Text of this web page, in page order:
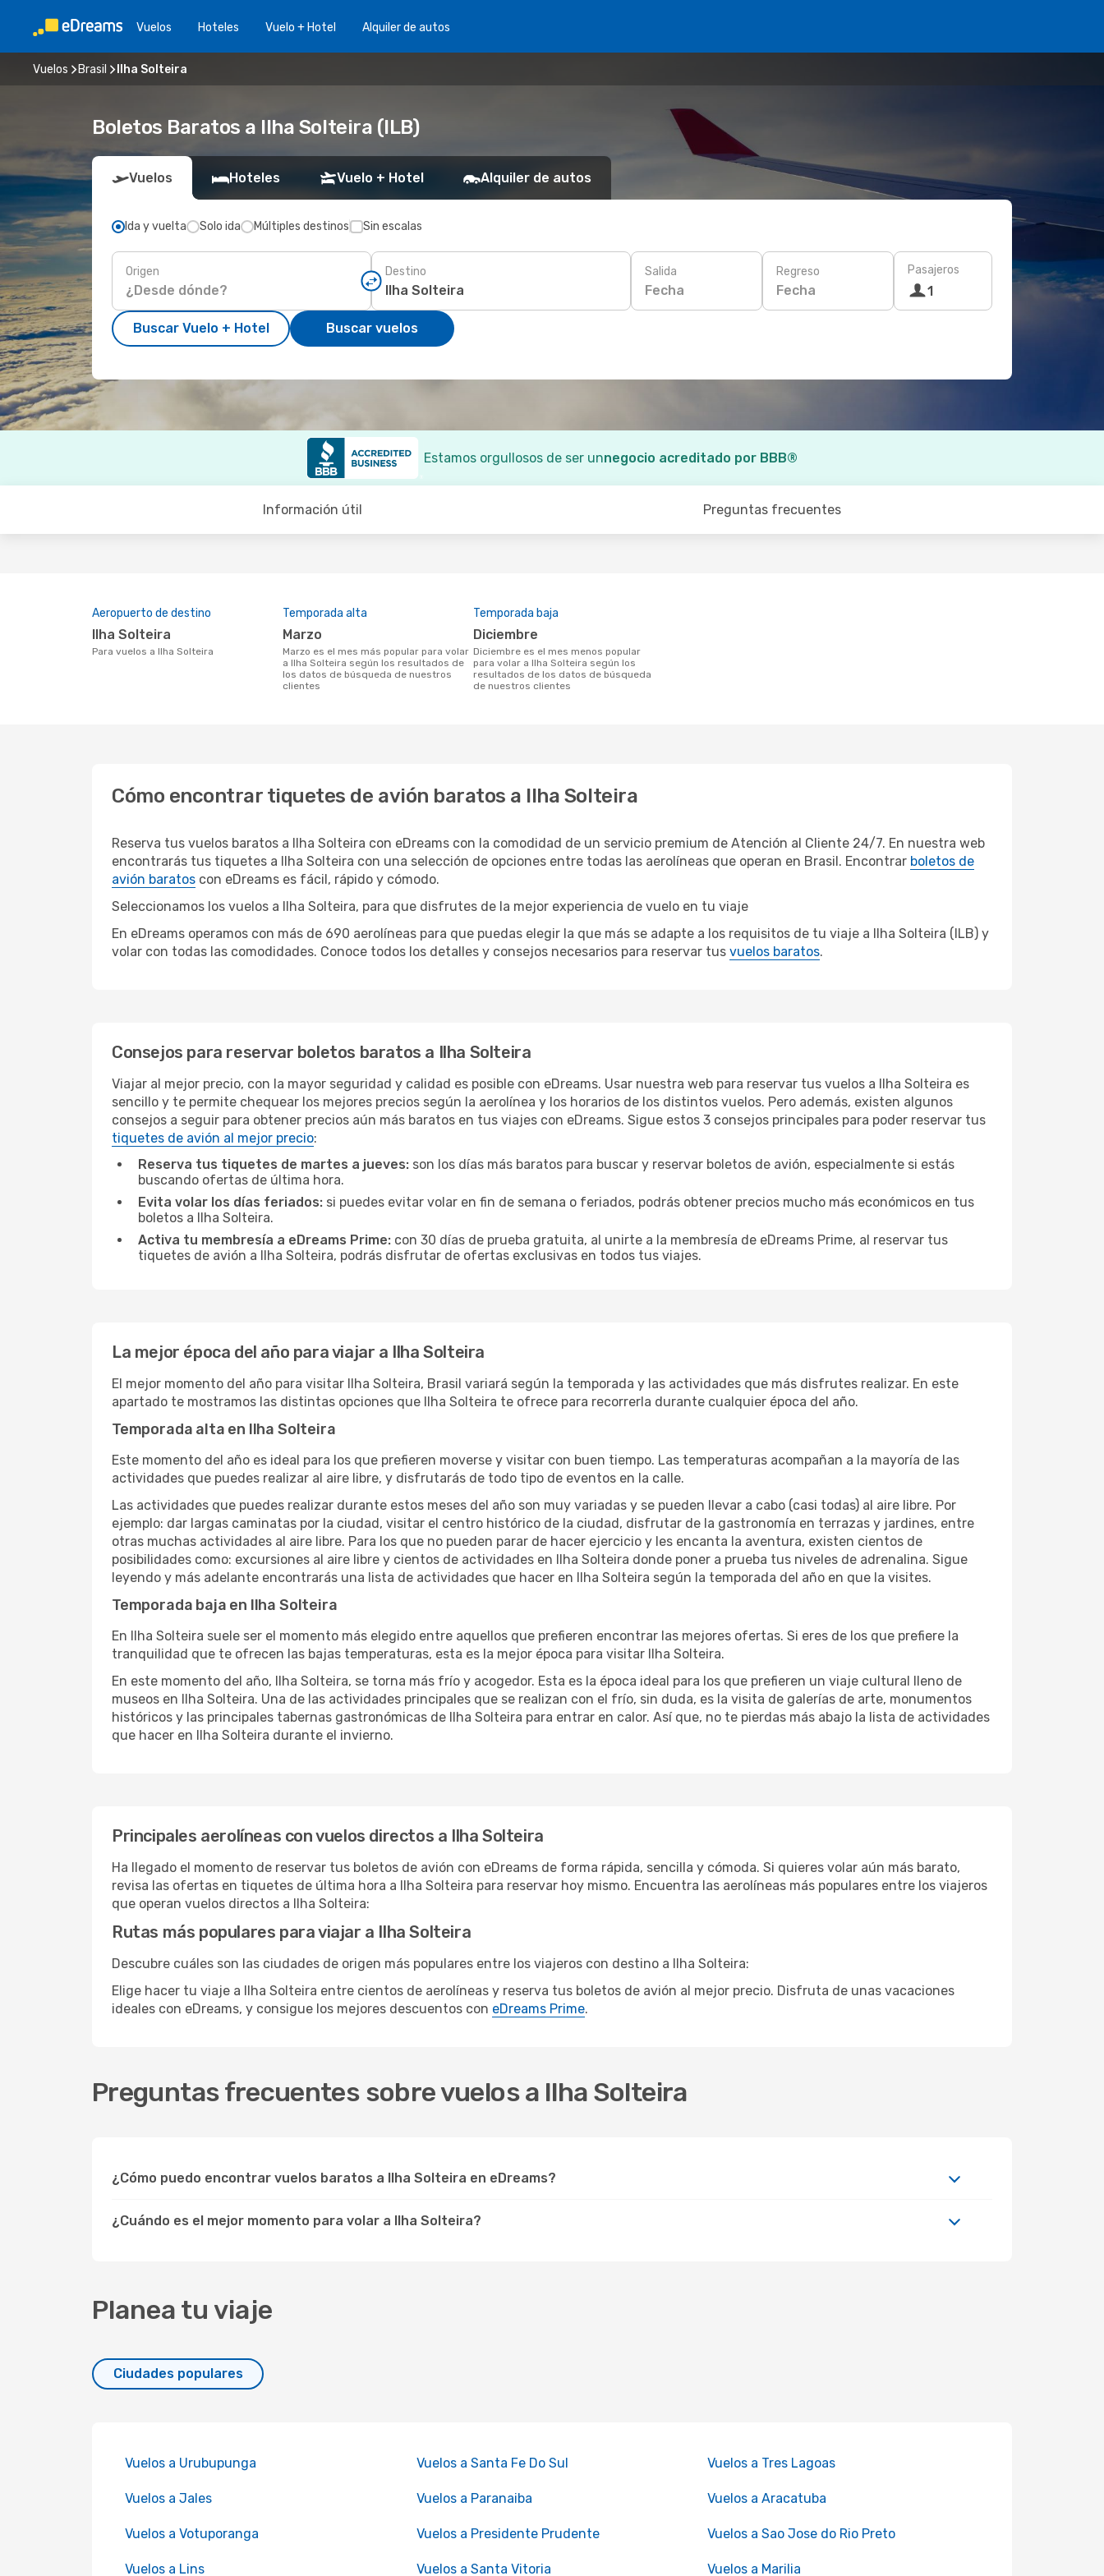
Vuelos Hoteles Vuelo + Hotel Alquiler de autos
Vuelos Brasil Ilha Solteira
Boletos Baratos a Ilha Solteira (ILB)
Vuelos Hoteles Vuelo + Hotel Alquiler de autos
Ida y vuelta Solo ida Múltiples destinos Sin escalas
Origen Destino Salida
Fecha
Regreso
Fecha
Pasajeros
1
Buscar Vuelo + Hotel Buscar vuelos
Estamos orgullosos de ser unnegocio acreditado por BBB®
Información útil Preguntas frecuentes
Aeropuerto de destino
Ilha Solteira
Para vuelos a Ilha Solteira
Temporada alta
marzo
marzo es el mes más popular para volar
a Ilha Solteira según los resultados de
los datos de búsqueda de nuestros
clientes
Temporada baja
diciembre
diciembre es el mes menos popular
para volar a Ilha Solteira según los
resultados de los datos de búsqueda
de nuestros clientes
Cómo encontrar tiquetes de avión baratos a Ilha Solteira
Reserva tus vuelos baratos a Ilha Solteira con eDreams con la comodidad de un servicio premium de Atención al Cliente 24/7. En nuestra web
encontrarás tus tiquetes a Ilha Solteira con una selección de opciones entre todas las aerolíneas que operan en Brasil. Encontrar boletos de
avión baratos con eDreams es fácil, rápido y cómodo.
Seleccionamos los vuelos a Ilha Solteira, para que disfrutes de la mejor experiencia de vuelo en tu viaje
En eDreams operamos con más de 690 aerolíneas para que puedas elegir la que más se adapte a los requisitos de tu viaje a Ilha Solteira (ILB) y
volar con todas las comodidades. Conoce todos los detalles y consejos necesarios para reservar tus vuelos baratos.
Consejos para reservar boletos baratos a Ilha Solteira
Viajar al mejor precio, con la mayor seguridad y calidad es posible con eDreams. Usar nuestra web para reservar tus vuelos a Ilha Solteira es
sencillo y te permite chequear los mejores precios según la aerolínea y los horarios de los distintos vuelos. Pero además, existen algunos
consejos a seguir para obtener precios aún más baratos en tus viajes con eDreams. Sigue estos 3 consejos principales para poder reservar tus
tiquetes de avión al mejor precio:
Reserva tus tiquetes de martes a jueves: son los días más baratos para buscar y reservar boletos de avión, especialmente si estás
buscando ofertas de última hora.
Evita volar los días feriados: si puedes evitar volar en fin de semana o feriados, podrás obtener precios mucho más económicos en tus
boletos a Ilha Solteira.
Activa tu membresía a eDreams Prime: con 30 días de prueba gratuita, al unirte a la membresía de eDreams Prime, al reservar tus
tiquetes de avión a Ilha Solteira, podrás disfrutar de ofertas exclusivas en todos tus viajes.
La mejor época del año para viajar a Ilha Solteira
El mejor momento del año para visitar Ilha Solteira, Brasil variará según la temporada y las actividades que más disfrutes realizar. En este
apartado te mostramos las distintas opciones que Ilha Solteira te ofrece para recorrerla durante cualquier época del año.
Temporada alta en Ilha Solteira
Este momento del año es ideal para los que prefieren moverse y visitar con buen tiempo. Las temperaturas acompañan a la mayoría de las
actividades que puedes realizar al aire libre, y disfrutarás de todo tipo de eventos en la calle.
Las actividades que puedes realizar durante estos meses del año son muy variadas y se pueden llevar a cabo (casi todas) al aire libre. Por
ejemplo: dar largas caminatas por la ciudad, visitar el centro histórico de la ciudad, disfrutar de la gastronomía en terrazas y jardines, entre
otras muchas actividades al aire libre. Para los que no pueden parar de hacer ejercicio y les encanta la aventura, existen cientos de
posibilidades como: excursiones al aire libre y cientos de actividades en Ilha Solteira donde poner a prueba tus niveles de adrenalina. Sigue
leyendo y más adelante encontrarás una lista de actividades que hacer en Ilha Solteira según la temporada del año en que la visites.
Temporada baja en Ilha Solteira
En Ilha Solteira suele ser el momento más elegido entre aquellos que prefieren encontrar las mejores ofertas. Si eres de los que prefiere la
tranquilidad que te ofrecen las bajas temperaturas, esta es la mejor época para visitar Ilha Solteira.
En este momento del año, Ilha Solteira, se torna más frío y acogedor. Esta es la época ideal para los que prefieren un viaje cultural lleno de
museos en Ilha Solteira. Una de las actividades principales que se realizan con el frío, sin duda, es la visita de galerías de arte, monumentos
históricos y las principales tabernas gastronómicas de Ilha Solteira para entrar en calor. Así que, no te pierdas más abajo la lista de actividades
que hacer en Ilha Solteira durante el invierno.
Principales aerolíneas con vuelos directos a Ilha Solteira
Ha llegado el momento de reservar tus boletos de avión con eDreams de forma rápida, sencilla y cómoda. Si quieres volar aún más barato,
revisa las ofertas en tiquetes de última hora a Ilha Solteira para reservar hoy mismo. Encuentra las aerolíneas más populares entre los viajeros
que operan vuelos directos a Ilha Solteira:
Rutas más populares para viajar a Ilha Solteira
Descubre cuáles son las ciudades de origen más populares entre los viajeros con destino a Ilha Solteira:
Elige hacer tu viaje a Ilha Solteira entre cientos de aerolíneas y reserva tus boletos de avión al mejor precio. Disfruta de unas vacaciones
ideales con eDreams, y consigue los mejores descuentos con eDreams Prime.
Preguntas frecuentes sobre vuelos a Ilha Solteira
¿Cómo puedo encontrar vuelos baratos a Ilha Solteira en eDreams?
¿Cuándo es el mejor momento para volar a Ilha Solteira?
Planea tu viaje
Ciudades populares
Vuelos a Urubupunga Vuelos a Santa Fe Do Sul Vuelos a Tres Lagoas
Vuelos a Jales Vuelos a Paranaiba Vuelos a Aracatuba
Vuelos a Votuporanga Vuelos a Presidente Prudente Vuelos a Sao Jose do Rio Preto
Vuelos a Lins Vuelos a Santa Vitoria Vuelos a Marilia